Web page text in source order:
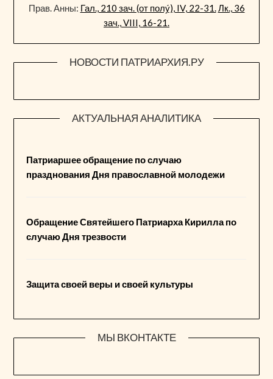
Прав. Анны: Гал., 210 зач. (от полу́), IV, 22-31.Лк., 36
зач., VIII, 16-21.
НОВОСТИ ПАТРИАРХИЯ.РУ
АКТУАЛЬНАЯ АНАЛИТИКА
Патриаршее обращение по случаю
празднования Дня православной молодежи
Обращение Святейшего Патриарха Кирилла по
случаю Дня трезвости
Защита своей веры и своей культуры
МЫ ВКОНТАКТЕ